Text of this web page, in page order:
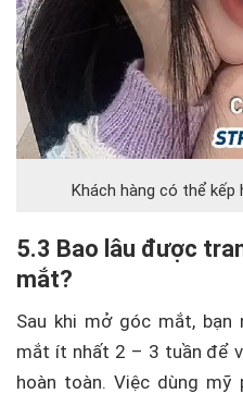
Khách hàng có thể kếp
5.3 Bao lâu được
mắt?
Sau khi mở góc mắt, bạn
mắt ít nhất 2 – 3 tuần để
hoàn toàn. Việc dùng